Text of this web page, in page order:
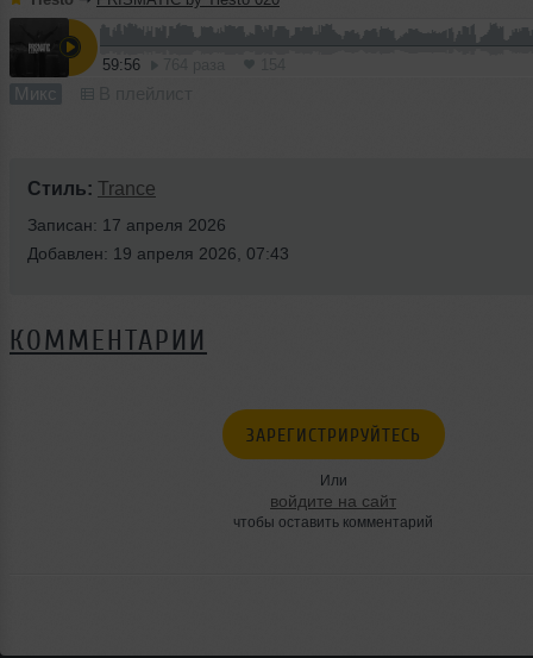
59:56
Микс
Стиль: Trance
Записан: 17 апреля 2026
Добавлен: 19 апреля 2026, 07:43
КОММЕНТАРИИ
ЗАРЕГИСТРИРУЙТЕСЬ
Или
войдите на сайт
чтобы оставить комментарий